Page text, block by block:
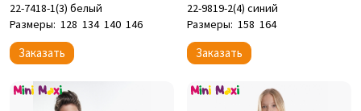
22-7418-1(3) белый
Размеры: 128 134 140 146
Заказать
22-9819-2(4) синий
Размеры: 158 164
Заказать